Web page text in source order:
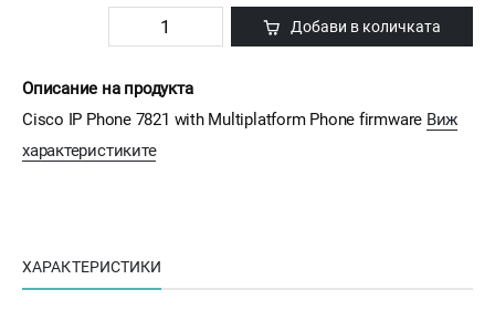
Добави в количката
Описание на продукта
Cisco IP Phone 7821 with Multiplatform Phone firmware Виж
характеристиките
ХАРАКТЕРИСТИКИ